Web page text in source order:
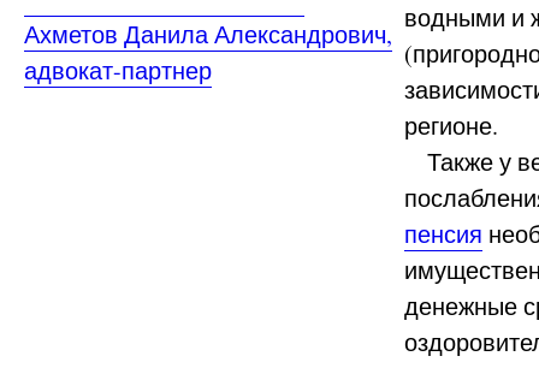
Ахметов Данила Александрович,
адвокат-партнер
водными и
регионе.
Также у
пенсия
денежные